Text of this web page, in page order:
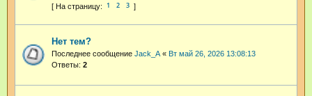
1 2 3
Нет тем?
Последнее сообщение Jack_A « Вт май 26, 2026 13:08:13
Ответы: 2